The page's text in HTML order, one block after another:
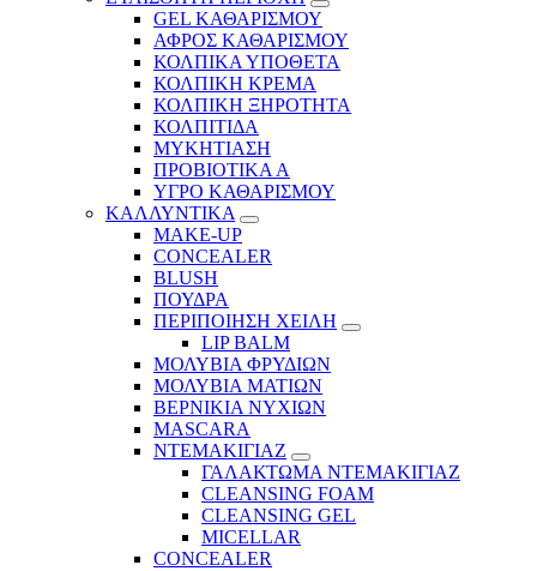
GEL ΚΑΘΑΡΙΣΜΟΥ
ΑΦΡΟΣ ΚΑΘΑΡΙΣΜΟΥ
ΚΟΛΠΙΚΑ ΥΠΟΘΕΤΑ
ΚΟΛΠΙΚΗ ΚΡΕΜΑ
ΚΟΛΠΙΚΗ ΞΗΡΟΤΗΤΑ
ΚΟΛΠΙΤΙΔΑ
ΜΥΚΗΤΙΑΣΗ
ΠΡΟΒΙΟΤΙΚΑ Α
ΥΓΡΟ ΚΑΘΑΡΙΣΜΟΥ
ΚΑΛΛΥΝΤΙΚΑ
MAKE-UP
CONCEALER
BLUSH
ΠΟΥΔΡΑ
ΠΕΡΙΠΟΙΗΣΗ ΧΕΙΛΗ
LIP BALM
ΜΟΛΥΒΙΑ ΦΡΥΔΙΩΝ
ΜΟΛΥΒΙΑ ΜΑΤΙΩΝ
ΒΕΡΝΙΚΙΑ ΝΥΧΙΩΝ
MASCARA
ΝΤΕΜΑΚΙΓΙΑΖ
ΓΑΛΑΚΤΩΜΑ ΝΤΕΜΑΚΙΓΙΑΖ
CLEANSING FOAM
CLEANSING GEL
MICELLAR
CONCEALER